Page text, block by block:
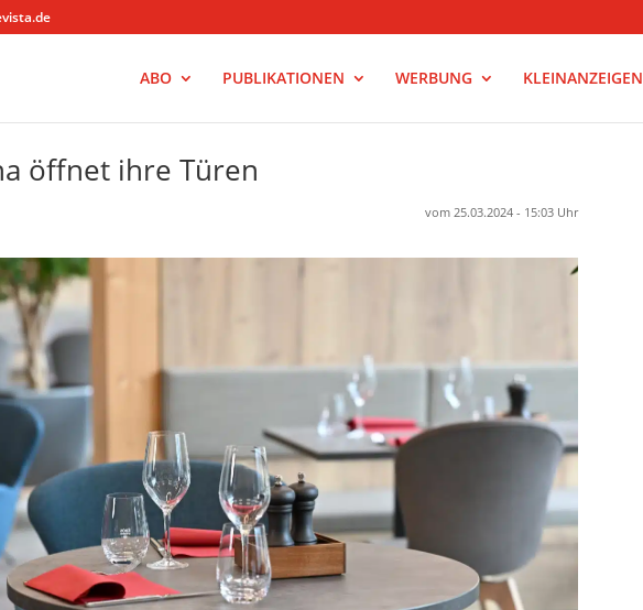
ABO PUBLIKATIONEN WERBUNG KLEINANZEIGEN
öffnet ihre Türen
vom 25.03.2024 - 15:03 Uhr